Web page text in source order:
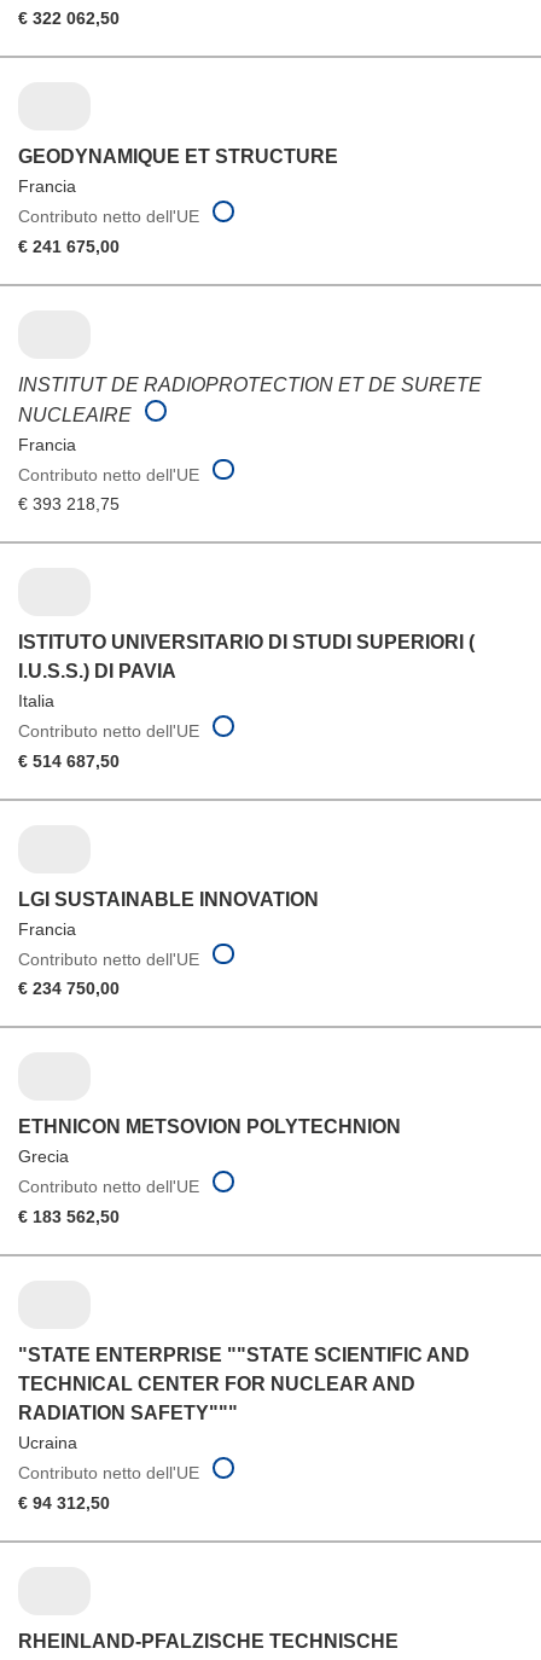
€ 322 062,50
GEODYNAMIQUE ET STRUCTURE
Francia
Contributo netto dell'UE
€ 241 675,00
INSTITUT DE RADIOPROTECTION ET DE SURETE
NUCLEAIRE
Francia
Contributo netto dell'UE
€ 393 218,75
ISTITUTO UNIVERSITARIO DI STUDI SUPERIORI (
I.U.S.S.) DI PAVIA
Italia
Contributo netto dell'UE
€ 514 687,50
LGI SUSTAINABLE INNOVATION
Francia
Contributo netto dell'UE
€ 234 750,00
ETHNICON METSOVION POLYTECHNION
Grecia
Contributo netto dell'UE
€ 183 562,50
"STATE ENTERPRISE ""STATE SCIENTIFIC AND
TECHNICAL CENTER FOR NUCLEAR AND
RADIATION SAFETY"""
Ucraina
Contributo netto dell'UE
€ 94 312,50
RHEINLAND-PFALZISCHE TECHNISCHE